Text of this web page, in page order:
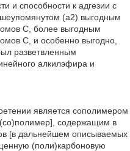
и способности к адгезии с
(a2) выгодным
C, более выгодным
С, и особенно выгодно,
разветвленным
алкилэфира и
является сополимером
содержащим в
[в дальнейшем описываемых
(поли)карбоновую